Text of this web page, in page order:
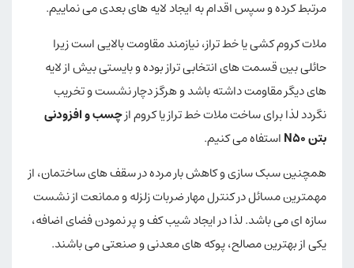
مرتبط کرده و سپس اقدام به ایجاد لایه های بعدی می نماییم.
ملات کروم کشی یا خط تراز، نیازمند مقاومت بالایی است زیرا
حائلی بین قسمت های انتخابی تراز بوده و بایستی بیش از لایه
های دیگر مقاومت داشته باشد و هرگز دچار نشست و تخریب
نگردد لذا برای ساخت ملات خط تراز یا کروم ازچسب و افزودنی
بتن N50
استفاه می کنیم.
همچنین سبک سازی و کاهش بار مرده در سقف های ساختمان، از
مهمترین مسائل در کنترل مهار ضربات زلزله و ممانعت از نشست
سازه ای می باشد. لذا در ایجاد شیب کف و پر نمودن فضای اضافه،
یکی از بهترین مصالح، پوکه های معدنی و صنعتی می باشند.